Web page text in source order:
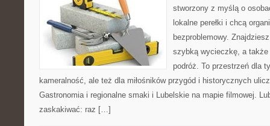
stworzony z myślą o
lokalne perełki i chcą
bezproblemowy.
szybką wycieczkę, a także
podróż. To przestrzeń dla
kameralność, ale też dla miłośników przygód i historycznych
Gastronomia i regionalne smaki i Lubelskie na mapie filmowej.
zaskakiwać: raz […]